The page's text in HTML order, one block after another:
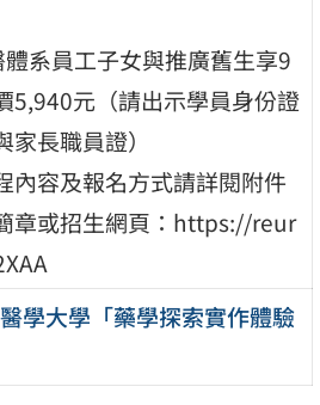
系員工子女與推廣舊生享9
5,940元（請出示學員身份證
家長職員證）
內容及報名方式請詳閱附件
章或招生網頁：https://reur
學大學「藥學探索實作體驗